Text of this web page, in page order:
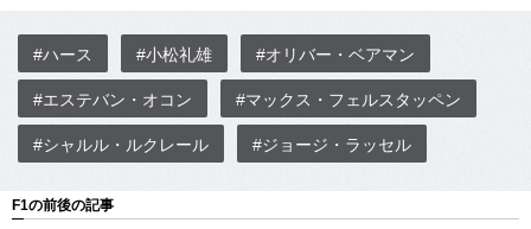
#ハース #小松礼雄 #オリバー・ベアマン
#エステバン・オコン #マックス・フェルスタッペン
#シャルル・ルクレール #ジョージ・ラッセル
F1の前後の記事